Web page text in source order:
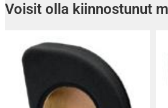
Voisit olla kiinnostunut